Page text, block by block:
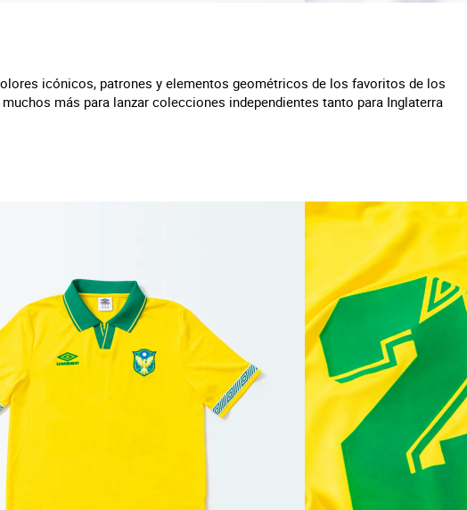
icónicos, patrones y elementos geométricos de los favoritos de los
más para lanzar colecciones independientes tanto para Inglaterra